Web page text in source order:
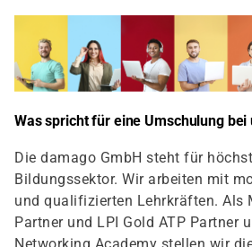
Was spricht für eine Umschulung bei
Die damago GmbH steht für
Bildungssektor. Wir arbeiten mit
und qualifizierten Lehrkräften. Als
Partner und LPI Gold ATP Partner